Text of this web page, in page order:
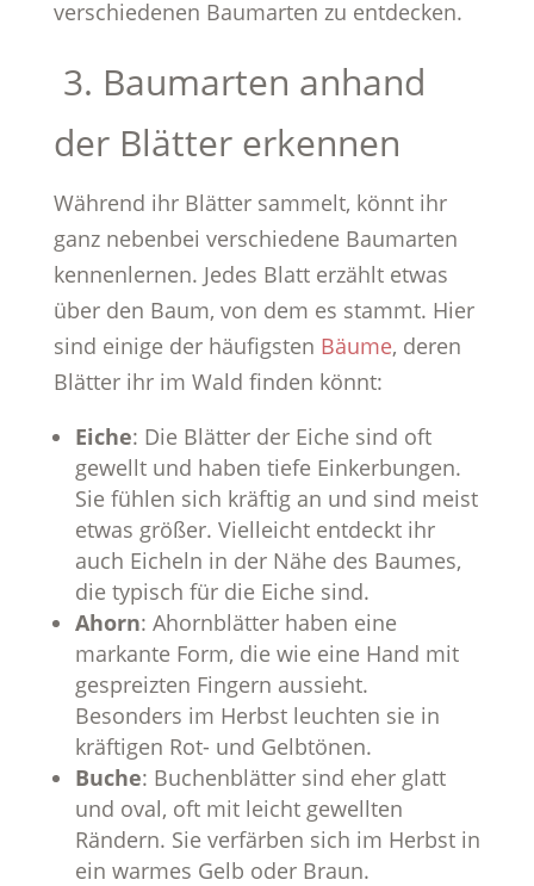
verschiedenen Baumarten zu entdecken.
3. Baumarten anhand
der Blätter erkennen
Während ihr Blätter sammelt, könnt ihr
ganz nebenbei verschiedene Baumarten
kennenlernen. Jedes Blatt erzählt etwas
über den Baum, von dem es stammt. Hier
sind einige der häufigsten Bäume, deren
Blätter ihr im Wald finden könnt:
Eiche: Die Blätter der Eiche sind oft
gewellt und haben tiefe Einkerbungen.
Sie fühlen sich kräftig an und sind meist
etwas größer. Vielleicht entdeckt ihr
auch Eicheln in der Nähe des Baumes,
die typisch für die Eiche sind.
Ahorn: Ahornblätter haben eine
markante Form, die wie eine Hand mit
gespreizten Fingern aussieht.
Besonders im Herbst leuchten sie in
kräftigen Rot- und Gelbtönen.
Buche: Buchenblätter sind eher glatt
und oval, oft mit leicht gewellten
Rändern. Sie verfärben sich im Herbst in
ein warmes Gelb oder Braun.